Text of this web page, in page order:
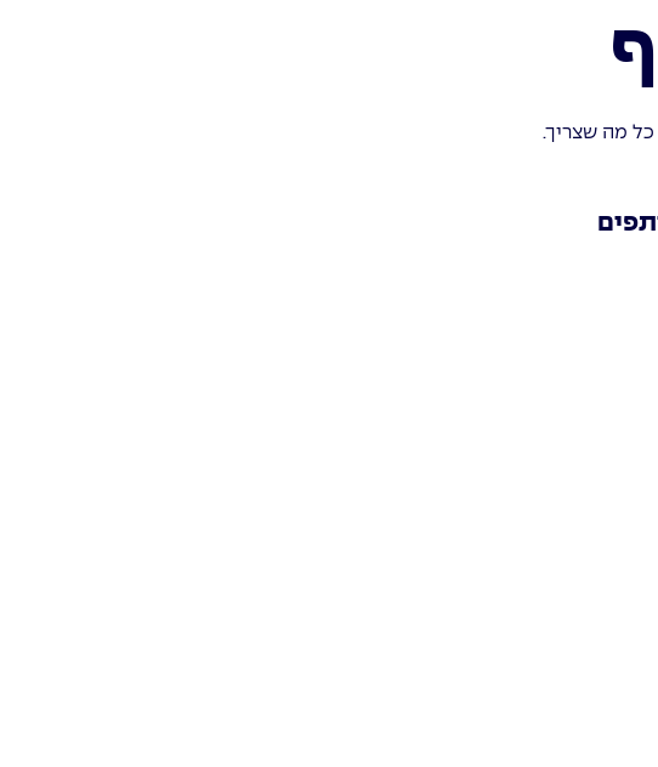
כל מה שצריך.